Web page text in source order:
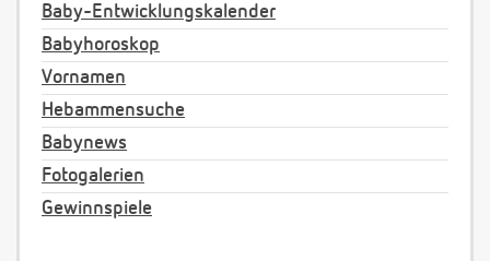
Baby-Entwicklungskalender
Babyhoroskop
Vornamen
Hebammensuche
Babynews
Fotogalerien
Gewinnspiele